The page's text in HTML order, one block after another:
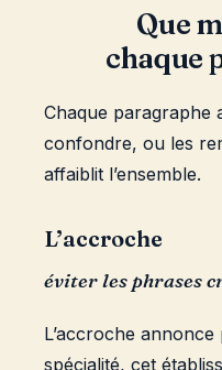
Que
chaque
Chaque paragraphe
confondre, ou les
affaiblit l’ensemble.
L’accroche
éviter les phrases
L’accroche
spécialité, cet